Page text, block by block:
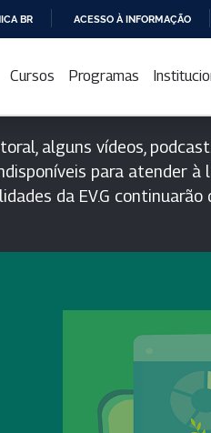
PARA
CONTEÚDO
BR ACESSO À INFORMAÇÃO
Cursos Programas
alguns vídeos,
para atender à
da EV.G continuarão